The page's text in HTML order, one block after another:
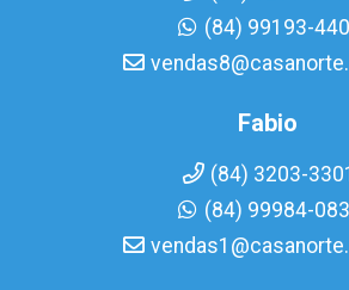
(84) 99193-
Fabio
(84) 3203-3301
(84) 99984-